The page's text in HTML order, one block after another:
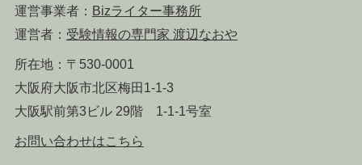
運営事業者： Bizライター事務所
運営者： 受験情報の専門家 渡辺なおや
所在地：〒530-0001
大阪府大阪市北区梅田1-1-3
大阪駅前第3ビル 29階 1-1-1号室
お問い合わせはこちら